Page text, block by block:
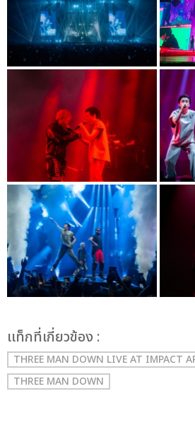
เเท็กที่เกี่ยวข้อง :
THREE MAN DOWN LIVE AT IMPACT
THREE MAN DOWN